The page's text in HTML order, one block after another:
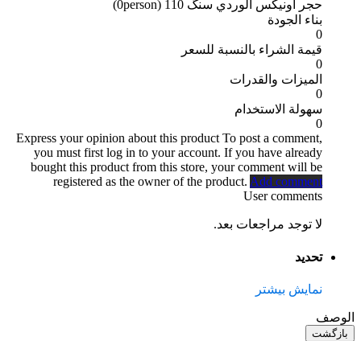
حجر اونیکس الوردي سنگ 110
(0person)
بناء الجودة
0
قيمة الشراء بالنسبة للسعر
0
الميزات والقدرات
0
سهولة الاستخدام
0
Express your opinion about this product To post a comment,
you must first log in to your account. If you have already
bought this product from this store, your comment will be
registered as the owner of the product. Add comment
User comments
لا توجد مراجعات بعد.
تحديد
نمایش بیشتر
الوصف
بازگشت